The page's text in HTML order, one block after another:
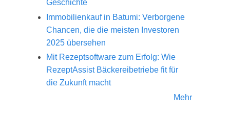
Geschichte
Immobilienkauf in Batumi: Verborgene
Chancen, die die meisten Investoren
2025 übersehen
Mit Rezeptsoftware zum Erfolg: Wie
RezeptAssist Bäckereibetriebe fit für
die Zukunft macht
Mehr